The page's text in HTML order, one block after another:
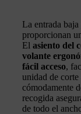
La entrada
proporcionan
El asiento del
volante
fácil acceso,
unidad de corte
cómodamente
recogida
de todo el